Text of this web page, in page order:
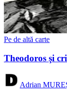
Pe de altă carte
Theodoros şi
Adrian